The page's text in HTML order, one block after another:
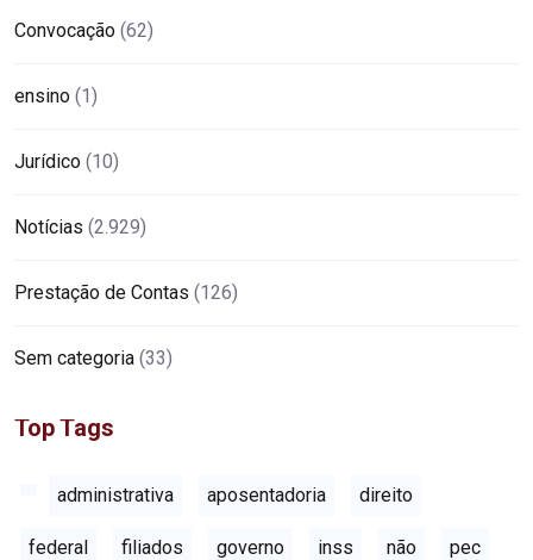
Convocação (62)
ensino (1)
Jurídico (10)
Notícias (2.929)
Prestação de Contas (126)
Sem categoria (33)
Top Tags
administrativa aposentadoria direito
federal filiados governo inss não pec